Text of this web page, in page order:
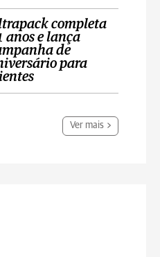
completa
anos e lança
de
para
Ver mais